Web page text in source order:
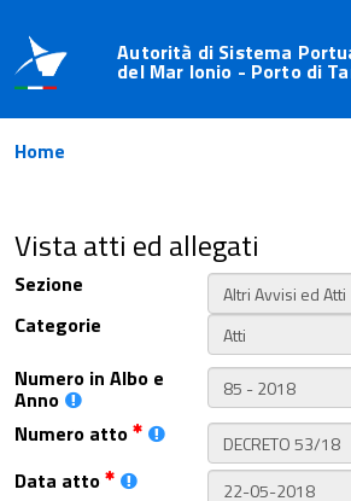
Autorità di Sistema
del Mar Ionio - Porto di
Home
Vista atti ed allegati
Sezione
Categorie
Numero in Albo e
Anno
Numero atto
Data atto